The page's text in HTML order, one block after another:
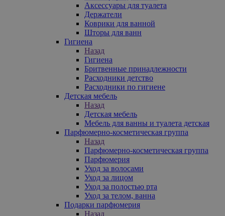
Аксессуары для туалета
Держатели
Коврики для ванной
Шторы для ванн
Гигиена
Назад
Гигиена
Бритвенные принадлежности
Расходники детство
Расходники по гигиене
Детская мебель
Назад
Детская мебель
Мебель для ванны и туалета детская
Парфюмерно-косметическая группа
Назад
Парфюмерно-косметическая группа
Парфюмерия
Уход за волосами
Уход за лицом
Уход за полостью рта
Уход за телом, ванна
Подарки парфюмерия
Назад